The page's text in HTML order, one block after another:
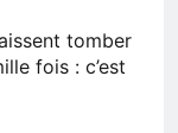
tomber
fois : c’est